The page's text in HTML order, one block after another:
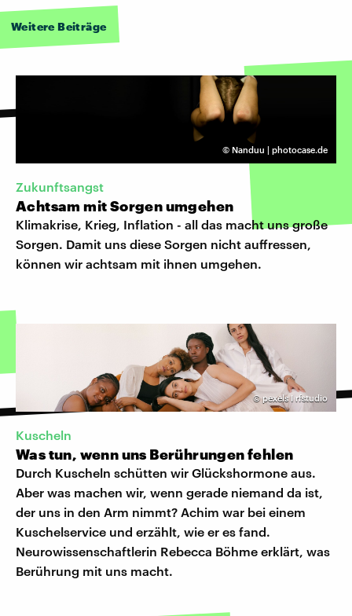
Weitere Beiträge
© Nanduu | photocase.de
Zukunftsangst
Achtsam mit Sorgen umgehen
Klimakrise, Krieg, Inflation - all das macht uns große
Sorgen. Damit uns diese Sorgen nicht auffressen,
können wir achtsam mit ihnen umgehen.
©pexels I rfstudio
Kuscheln
Was tun, wenn uns Berührungen fehlen
Durch Kuscheln schütten wir Glückshormone aus.
Aber was machen wir, wenn gerade niemand da ist,
der uns in den Arm nimmt? Achim war bei einem
Kuschelservice und erzählt, wie er es fand.
Neurowissenschaftlerin Rebecca Böhme erklärt, was
Berührung mit uns macht.